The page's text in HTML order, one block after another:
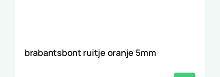
brabantsbont ruitje oranje 5mm